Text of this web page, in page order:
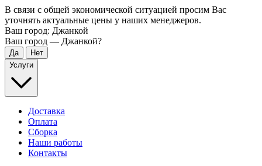
В связи с общей экономической ситуацией просим Вас
уточнять актуальные цены у наших менеджеров.
Ваш город: Джанкой
Ваш город — Джанкой?
Услуги
Доставка
Оплата
Сборка
Наши работы
Контакты